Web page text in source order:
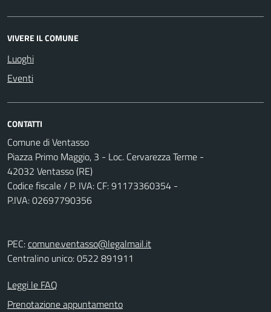
VIVERE IL COMUNE
Luoghi
Eventi
CONTATTI
Comune di Ventasso
Piazza Primo Maggio, 3 - Loc. Cervarezza Terme -
42032 Ventasso (RE)
Codice fiscale / P. IVA: CF: 91173360354 -
P.IVA: 02697790356
PEC:comune.ventasso@legalmail.it
Centralino unico: 0522 891911
Leggi le FAQ
Prenotazione appuntamento